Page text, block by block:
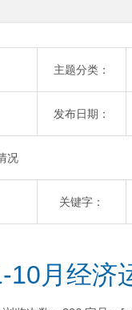
主题分类：
发布日期：
况
关键字：
10月经济